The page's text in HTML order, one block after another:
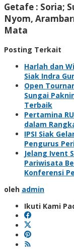
Getafe : Soria;
Nyom,
Mata
Posting Terkait
Harlah dan
Siak Indra
Open
Sungai
Terbaik
Pertamina
dalam
IPSI Siak
Pengurus
Jelang Ivent
Pariwisata
Konferensi
oleh admin
Ikuti Kami